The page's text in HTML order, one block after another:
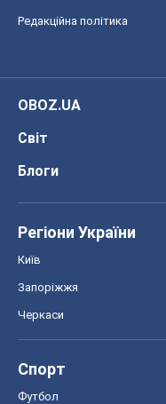
Редакційна політика
OBOZ.UA
Світ
Блоги
Регіони України
Київ
Запоріжжя
Черкаси
Спорт
Футбол